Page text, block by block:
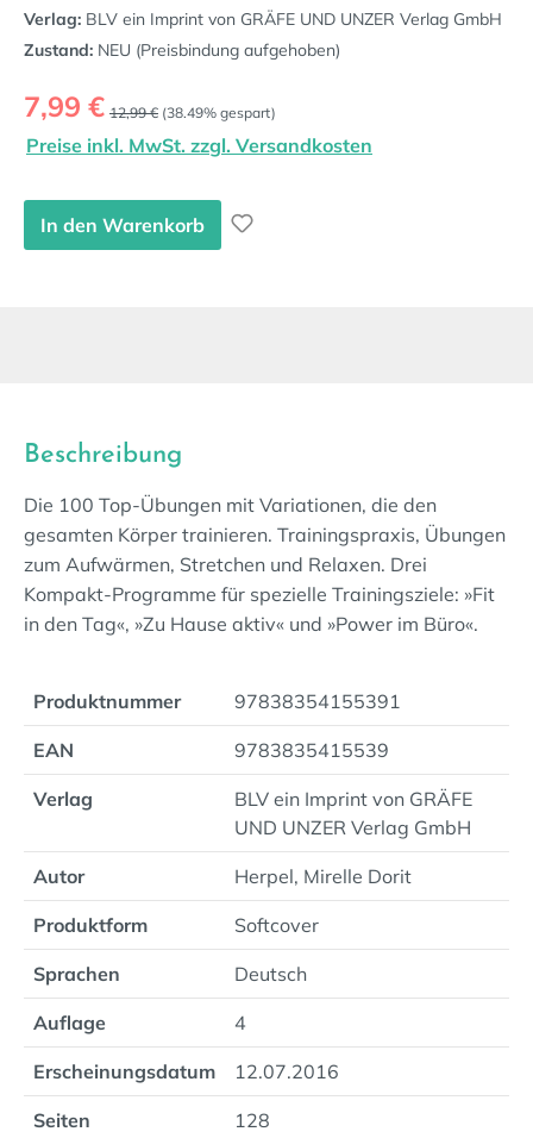
Verlag: BLV ein Imprint von GRÄFE UND UNZER Verlag GmbH
Zustand: NEU (Preisbindung aufgehoben)
Verkaufspreis:
7,99 € Regulärer Preis:
12,99 € (38.49% gespart)
Preise inkl. MwSt. zzgl. Versandkosten
In den Warenkorb
Beschreibung
Die 100 Top-Übungen mit Variationen, die den
gesamten Körper trainieren. Trainingspraxis, Übungen
zum Aufwärmen, Stretchen und Relaxen. Drei
Kompakt-Programme für spezielle Trainingsziele: »Fit
in den Tag«, »Zu Hause aktiv« und »Power im Büro«.
Produktnummer 97838354155391
EAN 9783835415539
Verlag
BLV ein Imprint von GRÄFE
UND UNZER Verlag GmbH
Autor Herpel, Mirelle Dorit
Produktform Softcover
Sprachen Deutsch
Auflage 4
Erscheinungsdatum 12.07.2016
Seiten 128